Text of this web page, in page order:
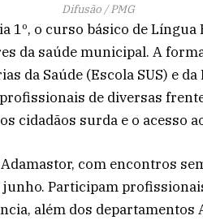
Difusão / PMG
1º, o curso básico de Língua
da saúde municipal. A
da Saúde (Escola SUS) e
de diversas
cidadãos surda e o acesso
com encontros
junho. Participam
além dos